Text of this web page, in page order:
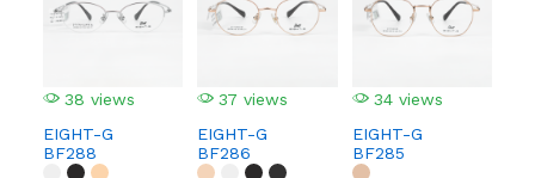
38 views
EIGHT-G
BF288
37 views
EIGHT-G
BF286
34 views
EIGHT-G
BF285